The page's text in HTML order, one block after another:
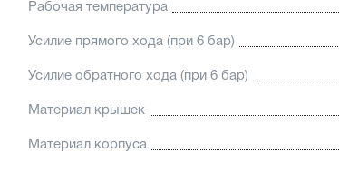
Рабочая температура
Усилие прямого хода (при 6 бар)
Усилие обратного хода (при 6 бар)
Материал крышек
Материал корпуса